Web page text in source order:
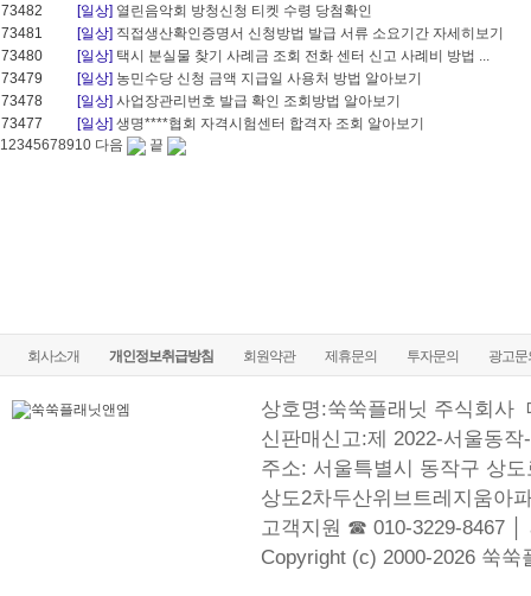
73482
[일상] 열린음악회 방청신청 티켓 수령 당첨확인
73481
[일상] 직접생산확인증명서 신청방법 발급 서류 소요기간 자세히보기
73480
[일상] 택시 분실물 찾기 사례금 조회 전화 센터 신고 사례비 방법 ...
73479
[일상] 농민수당 신청 금액 지급일 사용처 방법 알아보기
73478
[일상] 사업장관리번호 발급 확인 조회방법 알아보기
73477
[일상] 생명****협회 자격시험센터 합격자 조회 알아보기
12345678910 다음 끝
회사소개 개인정보취급방침 회원약관 제휴문의 투자문의 광고문
상호명:쑥쑥플래닛 주식회사
신판매신고:제 2022-서울동작
주소: 서울특별시 동작구 상
상도2차두산위브트레지움아
고객지원 ☎ 010-3229-8467 │
Copyright (c) 2000-2026 쑥